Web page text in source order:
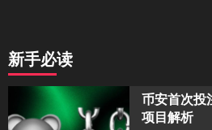
新手必读
币安首次投
项目解析